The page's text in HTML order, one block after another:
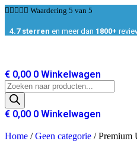
Ga
de
     Waardering 5 van 5
4.7 sterren en meer dan 1800+
€ 0,00 0 Winkelwagen
Producten
zoeken
€ 0,00 0 Winkelwagen
Home /Geen categorie / Premium